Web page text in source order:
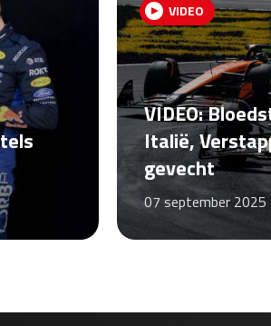
VIDEO
VIDEO:
Italië,
gevecht
07 september